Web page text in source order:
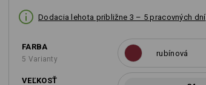
Dodacia lehota približne 3 – 5 pracovných dní
FARBA
5 Varianty
rubínová
VEĽKOSŤ